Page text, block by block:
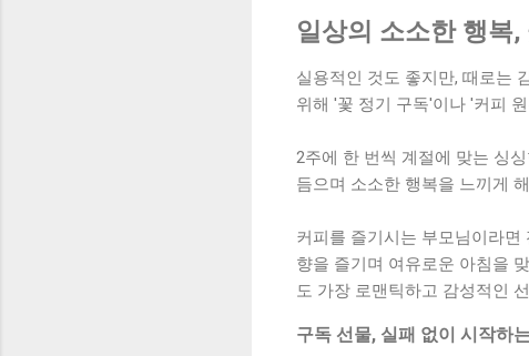
일상의 소소한 행복
실용적인 것도 좋지만, 때로는
위해 '꽃 정기 구독'이나 '커피
2주에 한 번씩 계절에 맞는 싱
듬으며 소소한 행복을 느끼게
커피를 즐기시는 부모님이라
향을 즐기며 여유로운 아침을
도 가장 로맨틱하고 감성적인
구독 선물, 실패 없이 시작하